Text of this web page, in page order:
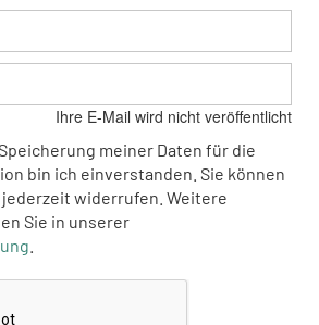
Ihre E-Mail wird nicht veröffentlicht
meiner Daten für die
bin ich einverstanden. Sie können
widerrufen. Weitere
Sie in unserer